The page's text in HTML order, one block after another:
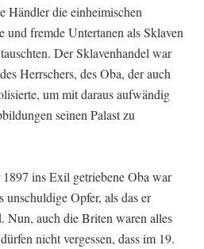
Händler die einheimischen
und fremde Untertanen als Sklaven
Der Sklavenhandel war
Herrschers, des Oba, der auch
um mit daraus aufwändig
seinen Palast zu
ins Exil getriebene Oba war
Opfer, als das er
Nun, auch die Briten waren alles
nicht vergessen, dass im 19.